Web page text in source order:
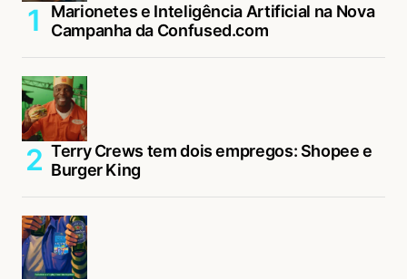
Marionetes e Inteligência Artificial na Nova
Campanha da Confused.com
Terry Crews tem dois empregos: Shopee e
Burger King